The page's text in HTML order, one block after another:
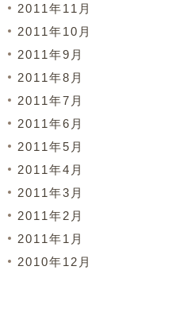
2011年11月
2011年10月
2011年9月
2011年8月
2011年7月
2011年6月
2011年5月
2011年4月
2011年3月
2011年2月
2011年1月
2010年12月